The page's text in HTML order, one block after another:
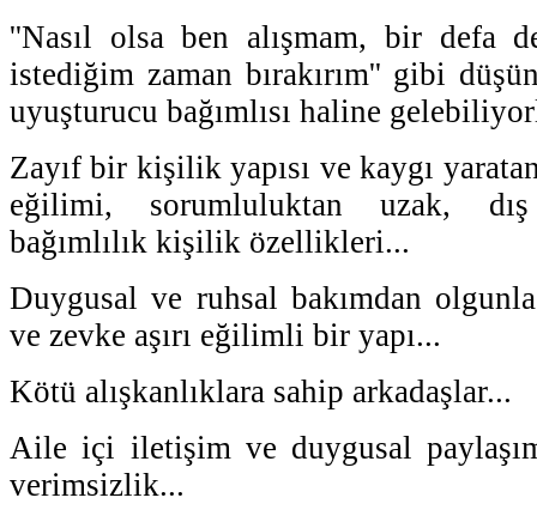
''Nasıl olsa ben alışmam, bir defa
istediğim zaman bırakırım'' gibi
uyuşturucu bağımlısı haline
Zayıf bir kişilik yapısı ve kaygı
eğilimi, sorumluluktan uzak,
bağımlılık kişilik özellikleri...
Duygusal ve ruhsal bakımdan
ve zevke aşırı eğilimli bir yapı...
Kötü alışkanlıklara sahip arkadaşlar...
Aile içi iletişim ve duygusal
verimsizlik...